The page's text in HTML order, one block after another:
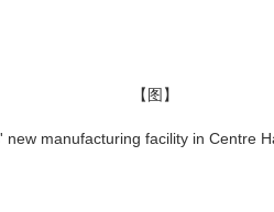
【图】
new manufacturing facility in Centre